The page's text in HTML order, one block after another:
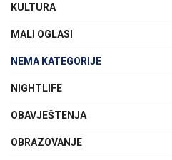
KULTURA
MALI OGLASI
NEMA KATEGORIJE
NIGHTLIFE
OBAVJEŠTENJA
OBRAZOVANJE